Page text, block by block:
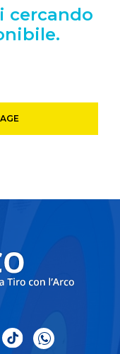
cercando